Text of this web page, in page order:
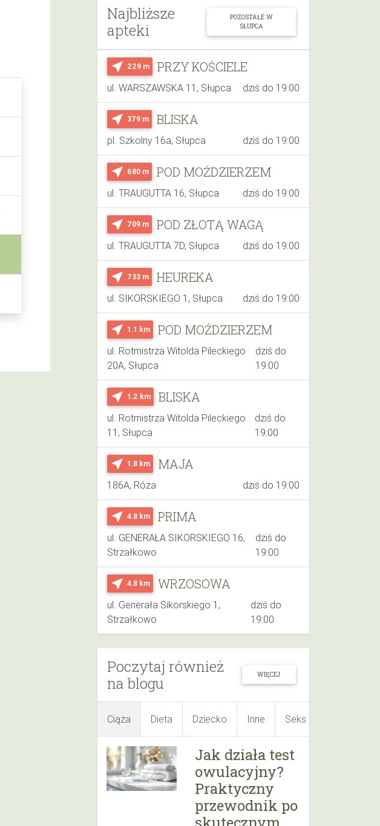
Najbliższe
apteki
POZOSTAŁE W
SŁUPCA
near_me 229 m PRZY KOŚCIELE
ul. WARSZAWSKA 11, Słupca dziś do 19:00
near_me 379 m BLISKA
pl. Szkolny 16a, Słupca dziś do 19:00
near_me 680 m POD MOŹDZIERZEM
ul. TRAUGUTTA 16, Słupca dziś do 19:00
near_me 709 m POD ZŁOTĄ WAGĄ
ul. TRAUGUTTA 7D, Słupca dziś do 19:00
near_me 733 m HEUREKA
ul. SIKORSKIEGO 1, Słupca dziś do 19:00
near_me 1.1 km POD MOŹDZIERZEM
ul. Rotmistrza Witolda Pileckiego
20A, Słupca
dziś do
19:00
near_me 1.2 km BLISKA
ul. Rotmistrza Witolda Pileckiego
11, Słupca
dziś do
19:00
near_me 1.8 km MAJA
186A, Róża dziś do 19:00
near_me 4.8 km PRIMA
ul. GENERAŁA SIKORSKIEGO 16,
Strzałkowo
dziś do
19:00
near_me 4.8 km WRZOSOWA
ul. Generała Sikorskiego 1,
Strzałkowo
dziś do
19:00
Poczytaj również
na blogu
WIĘCEJ
Ciąża Dieta Dziecko Inne Seks
Jak działa test
owulacyjny?
Praktyczny
przewodnik po